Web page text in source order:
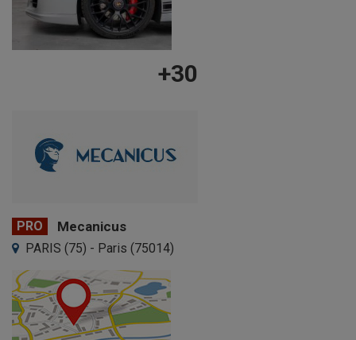
+30
PRO Mecanicus
PARIS (75) - Paris (75014)